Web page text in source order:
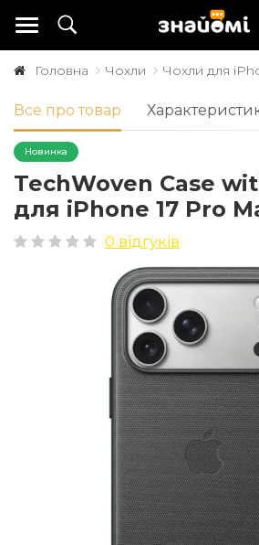
Головна Чохли Чохли для
Все про товар
Новинка
TechWoven Case
для iPhone 17 Pro
0 відгуків